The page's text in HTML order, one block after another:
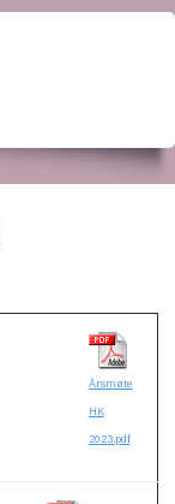
Årsmøte
HK
2023.pdf